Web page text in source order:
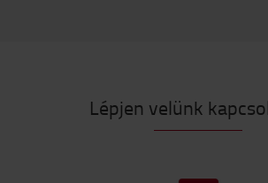
Lépjen velünk